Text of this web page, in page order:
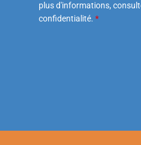
plus d'informations,
confidentialité. *